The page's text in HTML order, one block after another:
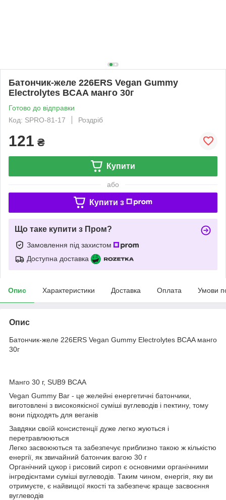
Батончик-желе 226ERS Vegan Gummy
Electrolytes BCAA манго 30г
Готово до відправки
Код: SPRO-81-17
Роздріб
121 ₴
Купити
або
Купити з
Що таке купити з Пром?
Замовлення під захистом
Доступна доставка
Опис Характеристики Доставка Оплата Умови
Опис
Батончик-желе 226ERS Vegan Gummy Electrolytes BCAA манго
30г
Манго 30 г, SUB9 BCAA
Vegan Gummy Bar - це желейні енергетичні батончики,
виготовлені з високоякісної суміші вуглеводів і пектину, тому
вони підходять для веганів
Завдяки своїй консистенції дуже легко жуються і
перетравлюються
Легко засвоюються та забезпечує приблизно такою ж кількістю
енергії, як звичайний батончик вагою 30 г
Органічний цукор і рисовий сироп є основними органічними
інгредієнтами суміші вуглеводів. Таким чином, енергія, яку ви
отримуєте, є найвищої якості та забезпечє краще засвоєння
вуглеводів